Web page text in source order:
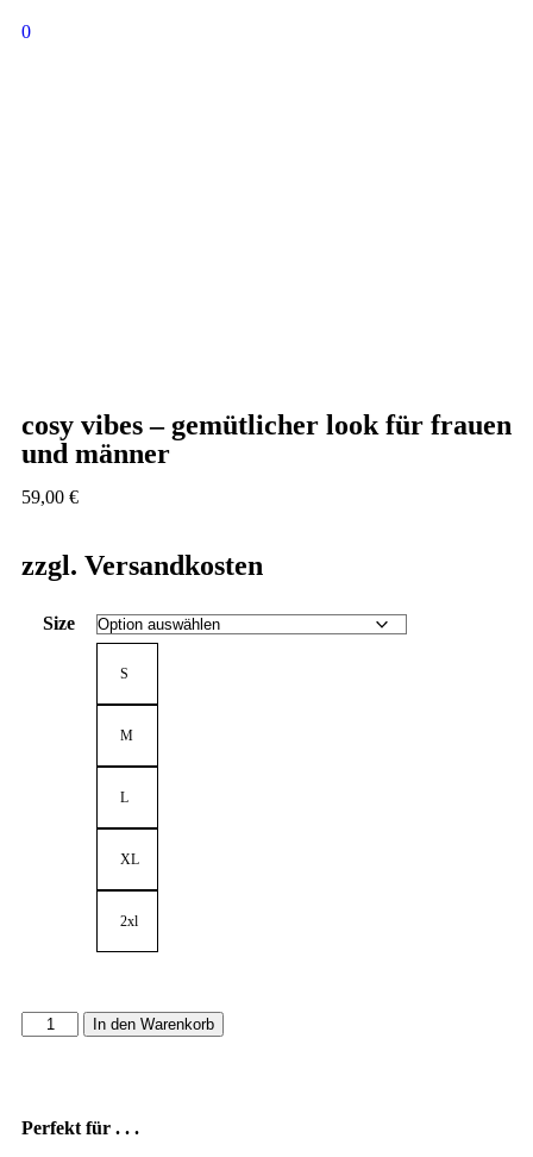
0
cosy vibes – gemütlicher look für frauen
und männer
59,00 €
zzgl. Versandkosten
Size
S
M
L
XL
2xl
In den Warenkorb
Perfekt für . . .